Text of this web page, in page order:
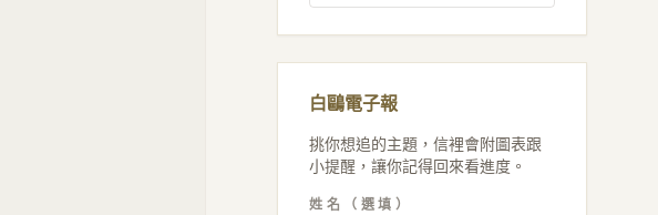
白鷗電子報
挑你想追的主題，信裡會附圖表跟
小提醒，讓你記得回來看進度。
姓名（選填）